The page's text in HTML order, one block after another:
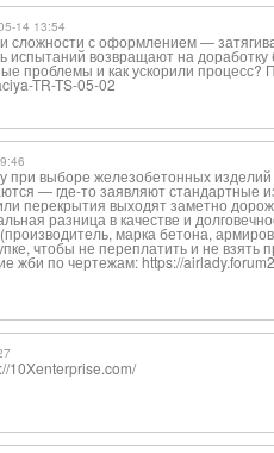
14 13:54
сложности с оформлением —
испытаний возвращают на
проблемы и как ускорили процесс?
TR-TS-05-02
при выборе железобетонных
— где-то заявляют стандартные
перекрытия выходят заметно
разница в качестве и
марка бетона,
чтобы не переплатить и не взять
жби по чертежам: https://
10Xenterprise.com/